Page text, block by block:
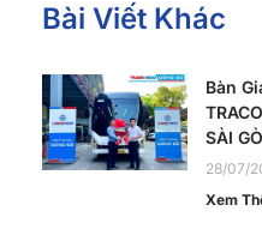
Bài Viết Khác
Bàn
SÀI
28/07/
Xem